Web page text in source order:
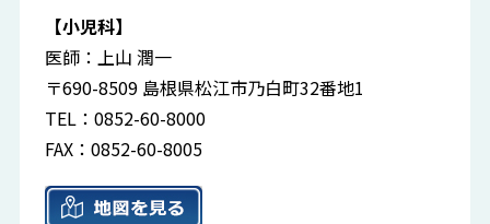
【小児科】
医師：上山 潤一
〒690-8509 島根県松江市乃白町32番地1
TEL：0852-60-8000
FAX：0852-60-8005